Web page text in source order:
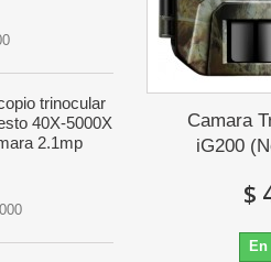
trinocular
40X-5000X
2.1mp
Camara
iG200
$